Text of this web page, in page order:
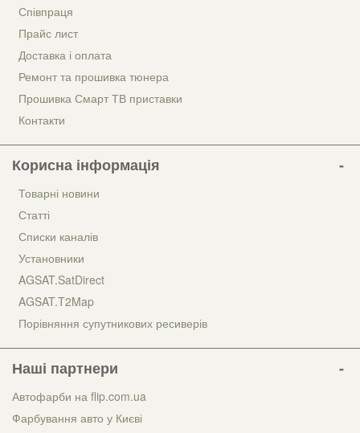
Співпраця
Прайс лист
Доставка і оплата
Ремонт та прошивка тюнера
Прошивка Смарт ТВ приставки
Контакти
Корисна інформація
Товарні новини
Статті
Списки каналів
Установники
AGSAT.SatDirect
AGSAT.T2Map
Порівняння супутникових ресиверів
Наші партнери
Автофарби на flip.com.ua
Фарбування авто у Києві